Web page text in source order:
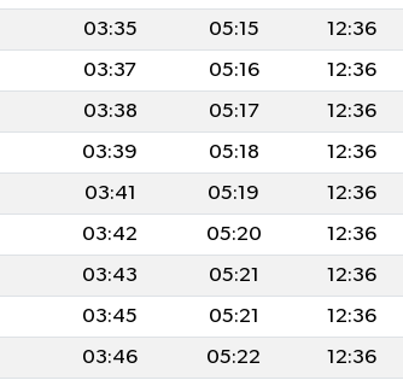
03:35 05:15 12:36
03:37 05:16 12:36
03:38 05:17 12:36
03:39 05:18 12:36
03:41 05:19 12:36
03:42 05:20 12:36
03:43 05:21 12:36
03:45 05:21 12:36
03:46 05:22 12:36